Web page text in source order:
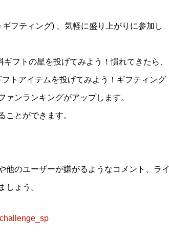
フティング) 、気軽に盛り上がりに参加し
フトの星を投げてみよう！慣れてきたら、
トアイテムを投げてみよう！ギフティング
ンランキングがアップします。
ことができます。
他のユーザーが嫌がるようなコメント、ライ
しょう。